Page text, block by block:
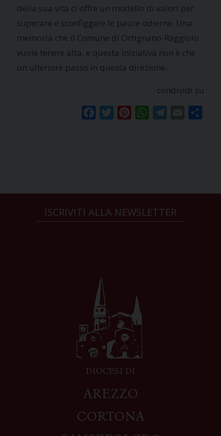
della sua vita ci offre un modello di valori per
superare e sconfiggere le paure odierne. Una
memoria che il Comune di Ortignano-Raggiolo
vuole tenere alta, e questa iniziativa non è che
un ulteriore passo in questa direzione.
condividi su
FacebookTwitterPinterestWhatsAppTelegram
Email
ISCRIVITI ALLA NEWSLETTER
DIOCESI DI
AREZZO
CORTONA